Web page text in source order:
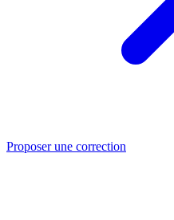
Proposer une correction